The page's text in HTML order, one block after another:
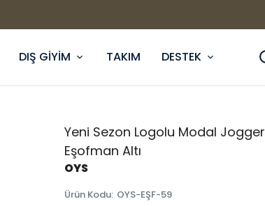
DIŞ GİYİM TAKIM DESTEK
Yeni Sezon Logolu Modal Jogger
Eşofman Altı
OYS
Ürün Kodu: OYS-EŞF-59